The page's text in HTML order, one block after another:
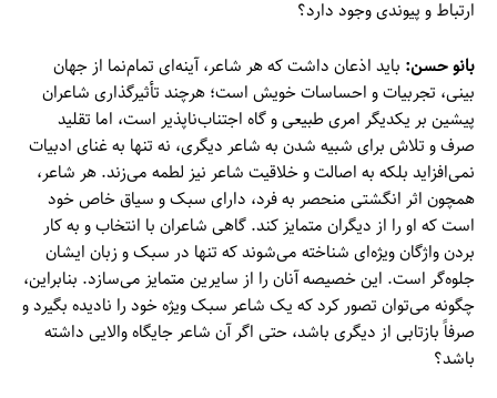
ارتباط و پیوندی وجود دارد؟
بانو حسن: باید اذعان داشت که هر شاعر، آینه‌ای تمام‌نما از جهان
بینی، تجربیات و احساسات خویش است؛ هرچند تأثیرگذاری شاعران
پیشین بر یکدیگر امری طبیعی و گاه اجتناب‌ناپذیر است، اما تقلید
صرف و تلاش برای شبیه شدن به شاعر دیگری، نه تنها به غنای ادبیات
نمی‌افزاید بلکه به اصالت و خلاقیت شاعر نیز لطمه می‌زند. هر شاعر،
همچون اثر انگشتی منحصر به فرد، دارای سبک و سیاق خاص خود
است که او را از دیگران متمایز کند. گاهی شاعران با انتخاب و به کار
بردن واژگان ویژه‌ای شناخته می‌شوند که تنها در سبک و زبان ایشان
جلوه‌گر است. این خصیصه آنان را از سایرین متمایز می‌سازد. بنابراین،
چگونه می‌توان تصور کرد که یک شاعر سبک ویژه خود را نادیده بگیرد و
صرفاً بازتابی از دیگری باشد، حتی اگر آن شاعر جایگاه والایی داشته
باشد؟